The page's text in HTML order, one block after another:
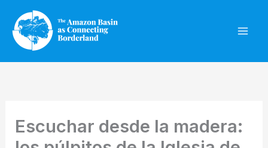
content
Escuchar desde la madera: